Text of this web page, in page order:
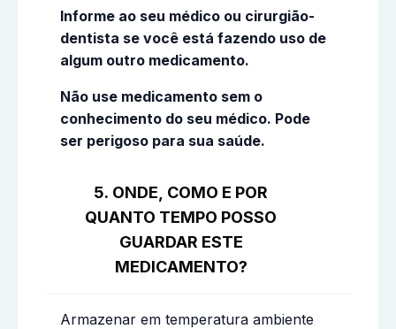
Informe ao seu médico ou cirurgião-
dentista se você está fazendo uso de
algum outro medicamento.
Não use medicamento sem o
conhecimento do seu médico. Pode
ser perigoso para sua saúde.
5. ONDE, COMO E POR
QUANTO TEMPO POSSO
GUARDAR ESTE
MEDICAMENTO?
Armazenar em temperatura ambiente